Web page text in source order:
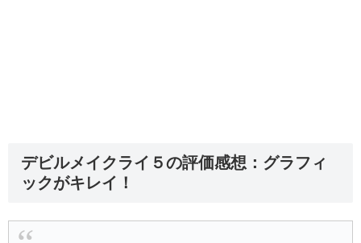
デビルメイクライ５の評価感想：グラフィ
ックがキレイ！